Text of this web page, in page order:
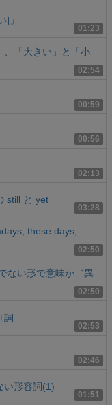
01:23
」
02:54
、「大きい」と「小
00:59
00:56
02:13
03:28
still と yet
02:50
these days,
02:50
ない形で意味か゛異
02:53
詞
02:46
01:51
い形容詞(1)